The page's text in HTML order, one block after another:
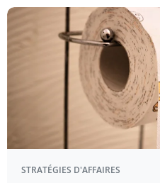
STRATÉGIES D'AFFAIRES